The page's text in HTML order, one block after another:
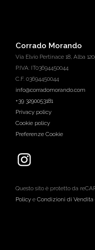
Corrado Morando
Via Elvio Pertinace 18, Alba
P.IVA: IT03694450044
C.F. 03694450044
info@corradomorando.com
+39 3290053181
Privacy policy
Cookie policy
Preferenze Cookie
Questo sito è protetto da
Policy eCondizioni di Vendita